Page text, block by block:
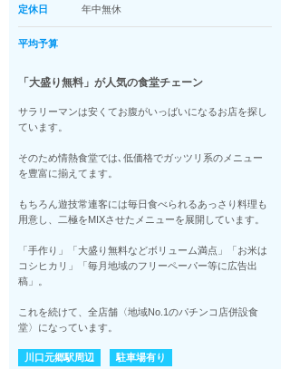
定休日 年中無休
平均予算
「大盛り無料」が人気の食堂チェーン
サラリーマンは安くてお腹がいっばいになるお店を探し
ています。
そのため情熱食堂では､低価格でガッツリ系のメニュー
を豊富に揃えてます。
もちろん遊技常連客には毎日食べられるあっさり料理も
用意し、二極をMIXさせたメニューを展開しています。
「手作り」「大盛り無料などボリューム満点」「お米は
コシヒカリ」「毎月地域のフリーペーパー等に広告出
稿」。
これを続けて、全店舗〈地域No.1のパチンコ店併設食
堂〉になっています。
川口元郷駅周辺 駐車場有り